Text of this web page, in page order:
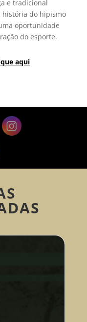
e tradicional
história do hipismo
oportunidade
do esporte.
aqui